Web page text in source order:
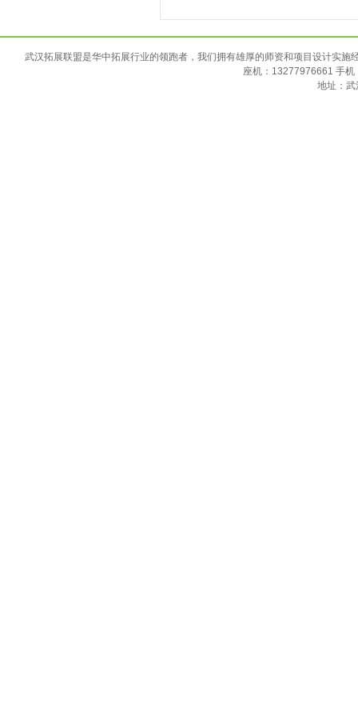
武汉拓展联盟是华中拓展行业的领跑者，我们拥有雄厚的师资和项目设计实
座机：13277976661 手
地址：武